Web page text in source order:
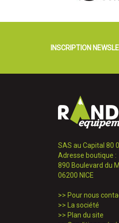
INSCRIPTION
SAS au Capital 80
Adresse boutique :
890 Boulevard du
06200 NICE
>> Pour nous
>> La société
>> Plan du site